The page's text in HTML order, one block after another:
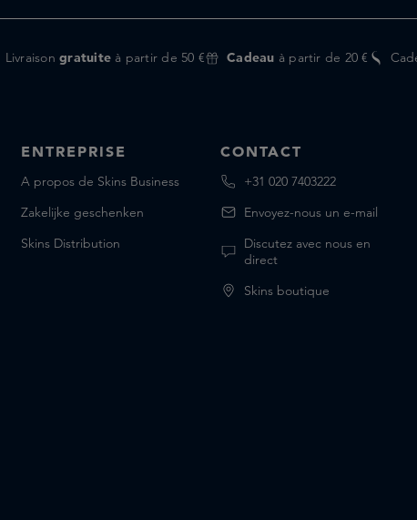
Livraisongratuite à partir de 50 € Cadeau à partir de 20 €
ENTREPRISE
A propos de Skins Business
Zakelijke geschenken
Skins Distribution
CONTACT
+31 020 7403222
Envoyez-nous un e-mail
Discutez avec nous en
direct
Skins boutique